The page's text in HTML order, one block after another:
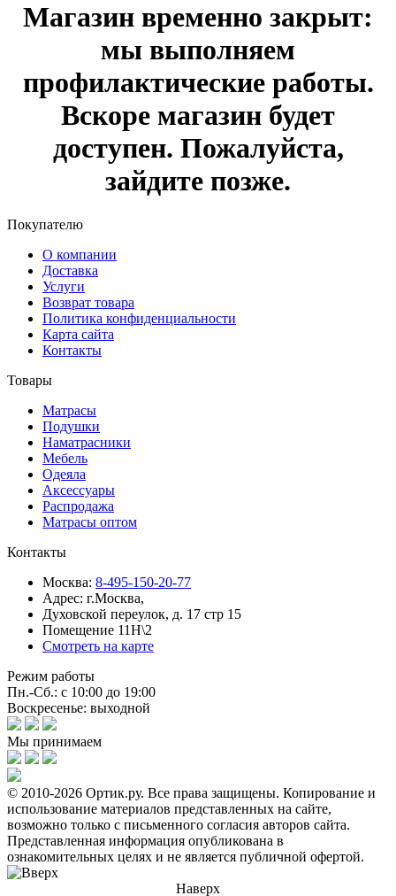
Магазин временно закрыт:
мы выполняем
профилактические работы.
Вскоре магазин будет
доступен. Пожалуйста,
зайдите позже.
Покупателю
О компании
Доставка
Услуги
Возврат товара
Политика конфиденциальности
Карта сайта
Контакты
Товары
Матрасы
Подушки
Наматрасники
Мебель
Одеяла
Аксессуары
Распродажа
Матрасы оптом
Контакты
Москва: 8-495-150-20-77
Адрес: г.Москва,
Духовской переулок, д. 17 стр 15
Помещение 11Н\2
Смотреть на карте
Режим работы
Пн.-Сб.: с 10:00 до 19:00
Воскресенье: выходной
Мы принимаем
© 2010-2026 Ортик.ру. Все права защищены. Копирование и
использование материалов представленных на сайте,
возможно только с письменного согласия авторов сайта.
Представленная информация опубликована в
ознакомительных целях и не является публичной офертой.
Наверх